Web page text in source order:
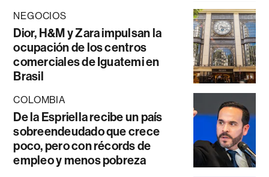
NEGOCIOS
Dior, H&M y Zara impulsan la
ocupación de los centros
comerciales de Iguatemi en
Brasil
COLOMBIA
De la Espriella recibe un país
sobreendeudado que crece
poco, pero con récords de
empleo y menos pobreza